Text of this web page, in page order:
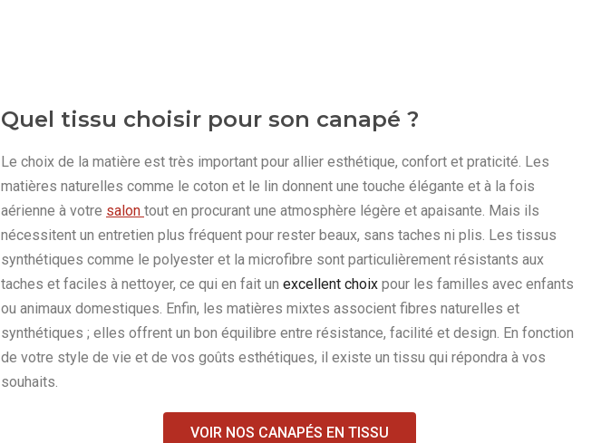
Quel tissu choisir pour son canapé ?
Le choix de la matière est très important pour allier esthétique, confort et praticité. Les
matières naturelles comme le coton et le lin donnent une touche élégante et à la fois
aérienne à votre salon tout en procurant une atmosphère légère et apaisante. Mais ils
nécessitent un entretien plus fréquent pour rester beaux, sans taches ni plis. Les tissus
synthétiques comme le polyester et la microfibre sont particulièrement résistants aux
taches et faciles à nettoyer, ce qui en fait un excellent choix pour les familles avec enfants
ou animaux domestiques. Enfin, les matières mixtes associent fibres naturelles et
synthétiques ; elles offrent un bon équilibre entre résistance, facilité et design. En fonction
de votre style de vie et de vos goûts esthétiques, il existe un tissu qui répondra à vos
souhaits.
VOIR NOS CANAPÉS EN TISSU